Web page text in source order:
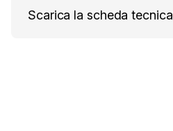
Scarica la scheda tecnica